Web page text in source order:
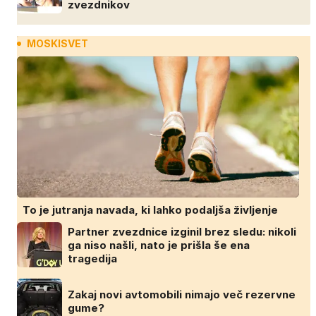
zvezdnikov
MOSKISVET
To je jutranja navada, ki lahko podaljša življenje
Partner zvezdnice izginil brez sledu: nikoli
ga niso našli, nato je prišla še ena
tragedija
Zakaj novi avtomobili nimajo več rezervne
gume?